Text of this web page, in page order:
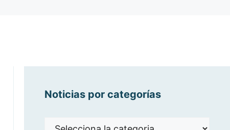
Noticias por categorías
Noticias